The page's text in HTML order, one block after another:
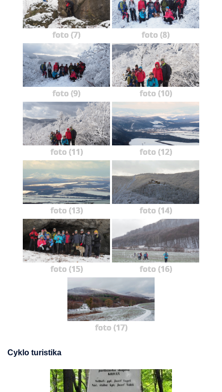
foto (7) foto (8)
foto (9) foto (10)
foto (11) foto (12)
foto (13) foto (14)
foto (15) foto (16)
foto (17)
Cyklo turistika